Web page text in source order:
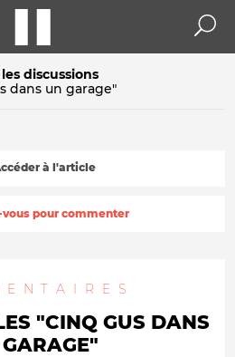
discussions
dans un garage"
à l'article
pour commenter
"CINQ GUS DANS